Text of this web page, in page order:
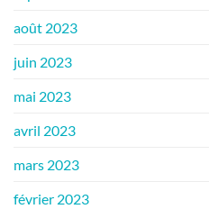
août 2023
juin 2023
mai 2023
avril 2023
mars 2023
février 2023